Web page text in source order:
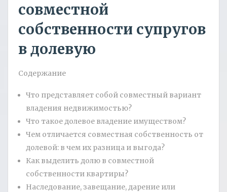
совместной
собственности супругов
в долевую
Содержание
Что представляет собой совместный вариант
владения недвижимостью?
Что такое долевое владение имуществом?
Чем отличается совместная собственность от
долевой: в чем их разница и выгода?
Как выделить долю в совместной
собственности квартиры?
Наследование, завещание, дарение или